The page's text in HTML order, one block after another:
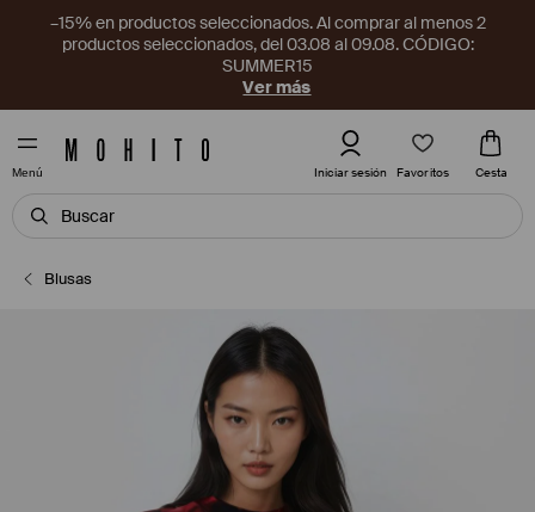
–15% en productos seleccionados. Al comprar al menos 2
productos seleccionados, del 03.08 al 09.08. CÓDIGO:
SUMMER15
Ver más
Menú Iniciar sesión Favoritos Cesta
Blusas